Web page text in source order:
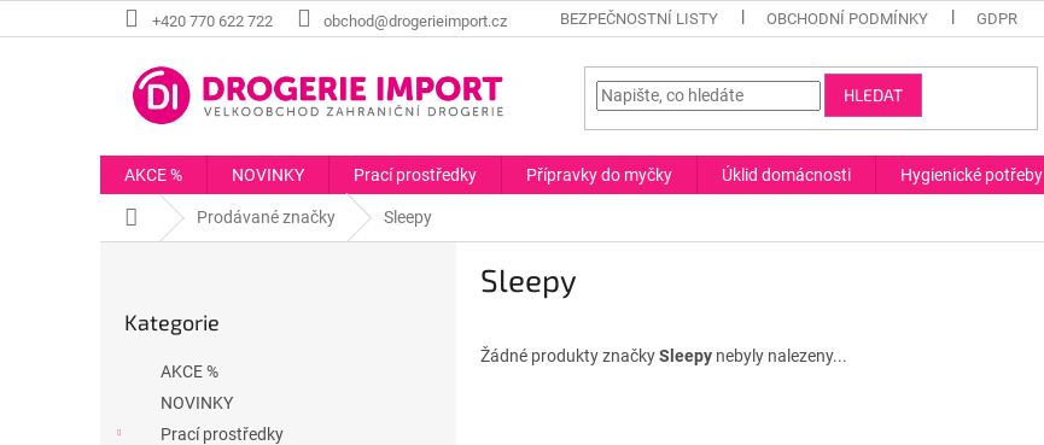
na
+420 770 622 722 obchod@drogerieimport.cz BEZPEČNOSTNÍ LISTY OBCHODNÍ PODMÍNKY GDPR
HLEDAT
AKCE % NOVINKY Prací prostředky Přípravky do myčky Úklid domácnosti Hygienické potřeby
Domů Prodávané značky Sleepy
kategorie
Kategorie
AKCE %
NOVINKY
Prací prostředky
Sleepy
Žádné produkty značkySleepy nebyly nalezeny...